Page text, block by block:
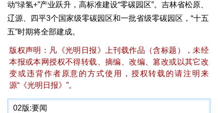
动“绿氢+”产业跃升，高标准建设“零碳园区”。吉林省松原、
辽源、四平3个国家级零碳园区和一批省级零碳园区，“十五
五”时期将全部建成。
版权声明：凡《光明日报》上刊载作品（含标题），未经
本报或本网授权不得转载、摘编、改编、篡改或以其它改
变或违背作者原意的方式使用，授权转载的请注明来
源“《光明日报》”。
02版:要闻